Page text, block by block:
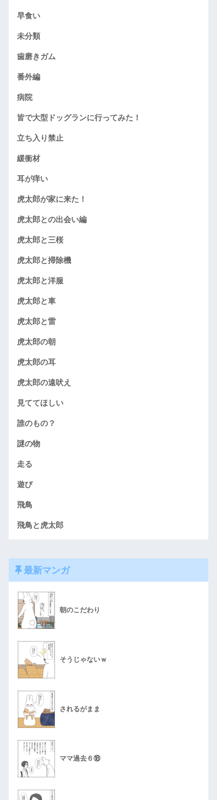
早食い
未分類
歯磨きガム
番外編
病院
皆で大型ドッグランに行ってみた！
立ち入り禁止
緩衝材
耳が痒い
虎太郎が家に来た！
虎太郎との出会い編
虎太郎と三桜
虎太郎と掃除機
虎太郎と洋服
虎太郎と車
虎太郎と雷
虎太郎の朝
虎太郎の耳
虎太郎の遠吠え
見ててほしい
誰のもの？
謎の物
走る
遊び
飛鳥
飛鳥と虎太郎
最新マンガ
朝のこだわり
そうじゃないｗ
されるがまま
ママ過去６⑱